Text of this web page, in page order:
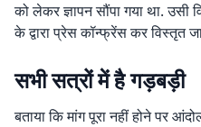
को लेकर ज्ञापन सौंपा गया था. उसी
के द्वारा प्रेस कॉन्फ्रेंस कर विस्तृत
सभी सत्रों में है गड़बड़ी
बताया कि मांग पूरा नहीं होने पर